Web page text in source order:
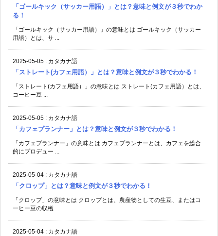
「ゴールキック（サッカー用語）」とは？意味と例文が３秒でわか
る！
「ゴールキック（サッカー用語）」の意味とは ゴールキック（サッカー
用語）とは、サ ...
2025-05-05 : カタカナ語
「ストレート(カフェ用語）」とは？意味と例文が３秒でわかる！
「ストレート(カフェ用語）」の意味とは ストレート(カフェ用語）とは、
コーヒー豆 ...
2025-05-05 : カタカナ語
「カフェプランナー」とは？意味と例文が３秒でわかる！
「カフェプランナー」の意味とは カフェプランナーとは、カフェを総合
的にプロデュー ...
2025-05-04 : カタカナ語
「クロップ」とは？意味と例文が３秒でわかる！
「クロップ」の意味とは クロップとは、農産物としての生豆、またはコ
ーヒー豆の収穫 ...
2025-05-04 : カタカナ語